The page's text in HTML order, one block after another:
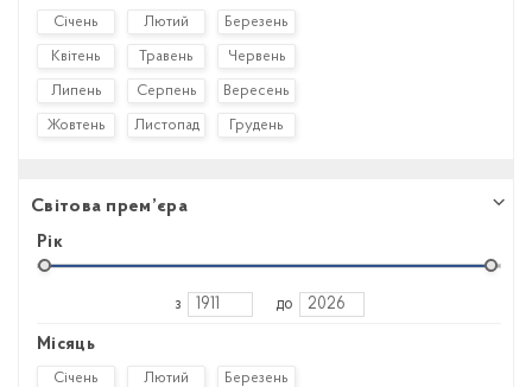
Січень Лютий Березень
Квітень Травень Червень
Липень Серпень Вересень
Жовтень Листопад Грудень
Світова прем’єра
Рік
з до
Місяць
Січень Лютий Березень